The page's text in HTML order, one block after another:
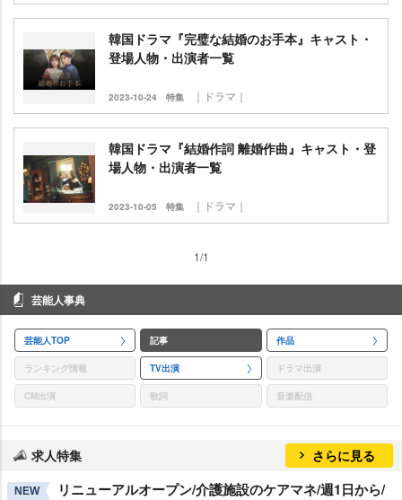
韓国ドラマ『完璧な結婚のお手本』キャスト・
登場人物・出演者一覧
2023-10-24 特集 ｜ドラマ｜
韓国ドラマ『結婚作詞 離婚作曲』キャスト・登
場人物・出演者一覧
2023-10-05 特集 ｜ドラマ｜
1/1
芸能人事典
芸能人TOP 記事 作品
ランキング情報 TV出演 ドラマ出演
CM出演 歌詞 音楽配信
求人特集 さらに見る
NEW
リニューアルオープン/介護施設のケアマネ/週1日から/